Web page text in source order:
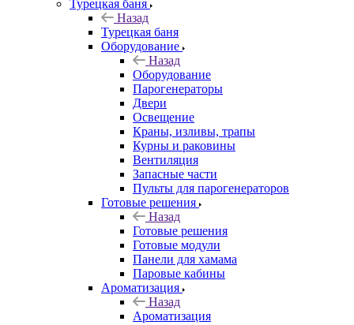
Турецкая баня
Назад
Турецкая баня
Оборудование
Назад
Оборудование
Парогенераторы
Двери
Освещение
Краны, изливы, трапы
Курны и раковины
Вентиляция
Запасные части
Пульты для парогенераторов
Готовые решения
Назад
Готовые решения
Готовые модули
Панели для хамама
Паровые кабины
Ароматизация
Назад
Ароматизация